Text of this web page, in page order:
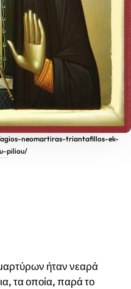
agios-neomartiras-triantafillos-ek-
piliou/
ήταν νεαρά
τα οποία, παρά το